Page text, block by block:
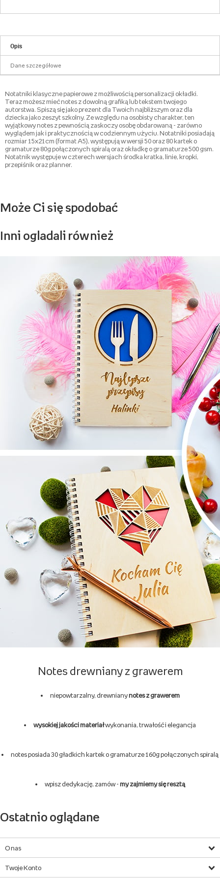
Opis
Dane szczegółowe
Notatniki klasyczne papierowe z możliwością personalizacji okładki.
Teraz możesz mieć notes z dowolną grafiką lub tekstem twojego
autorstwa. Spiszą się jako prezent dla Twoich najbliższym oraz dla
dziecka jako zeszyt szkolny. Ze względu na osobisty charakter, ten
wyjątkowy notes z pewnością zaskoczy osobę obdarowaną - zarówno
wyglądem jak i praktycznością w codziennym użyciu. Notatniki posiadają
rozmiar 15x21cm (format A5), występują w wersji 50 oraz 80 kartek o
gramaturze 80g połączonych spiralą oraz okładkę o gramaturze 500 gsm.
Notatnik występuje w czterech wersjach środka kratka, linie, kropki,
przepiśnik oraz planner.
Może Ci się spodobać
Inni ogladali również
Notes drewniany z grawerem
Ostatnio oglądane
O nas